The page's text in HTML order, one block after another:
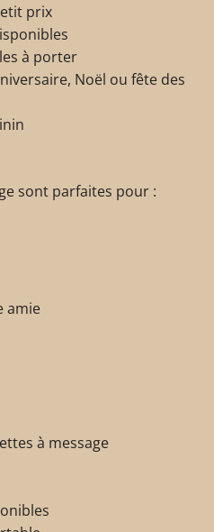
prix
à porter
Noël ou fête des
sont parfaites pour :
amie
à message